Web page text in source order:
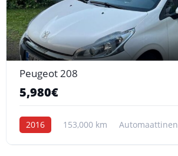
Peugeot 208
5,980€
2016 153,000 km Automaattinen